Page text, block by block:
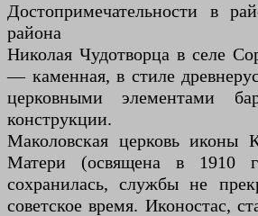
Достопримечательности в
района
Николая Чудотворца в селе
— каменная, в стиле
церковными элементами
конструкции.
Маколовская церковь иконы
Матери (освящена в 1910
сохранилась, службы не
советское время. Иконостас,